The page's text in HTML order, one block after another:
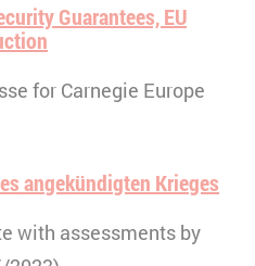
Guarantees, EU
for Carnegie Europe
angekündigten Krieges
with assessments by